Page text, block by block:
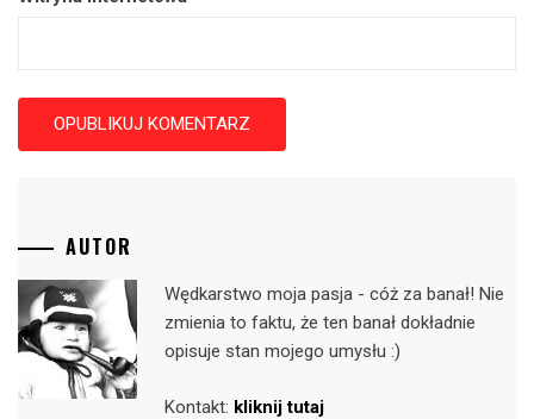
AUTOR
Wędkarstwo moja pasja - cóż za banał! Nie
zmienia to faktu, że ten banał dokładnie
opisuje stan mojego umysłu :)
Kontakt: kliknij tutaj